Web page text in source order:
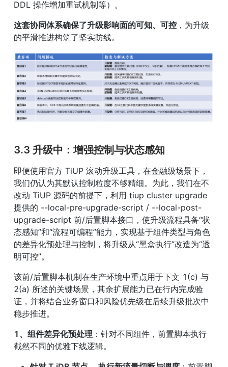
DDL 操作增加重试机制等）。
这套协同体系确保了升级影响面的可知、可控 ，为升级
的平滑推进构筑了坚实防线。
3.3 升级中：增强控制与状态感知
即便使用官方 TiUP 滚动升级工具，在金融级场景下，
我们仍认为其默认控制粒度不够精细。为此，我们在不
改动 TiUP 源码的前提下，利用 tiup cluster upgrade
提供的 --local-pre-upgrade-script / --local-post-
upgrade-script 前/后置脚本接口，使升级流程具备“状
态感知”和“流程可编程”能力，实现基于组件类型与角色
的差异化预处理与控制，将升级从“黑盒执行”改造为“透
明可控”。
该前/后置脚本机制在生产环境中重点用于下文 1(c) 与
2(a) 所述的关键场景，其余扩展能力已在行内完成验
证，并将结合业务窗口和风险优先级在后续升级批次中
稳步推进。
1、组件差异化预处理 ：针对不同组件，前置脚本执行
截然不同的优雅下线逻辑。